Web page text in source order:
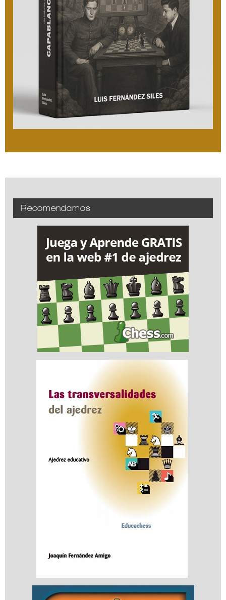
Recomendamos